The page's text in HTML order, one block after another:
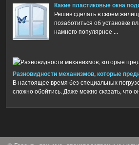
Какие пластиковые окна
Решив сделать в своем
позаботиться об установке
намного популярнее ...
Разновидности механизмов, которые
В настоящее время без специальных
сложно обойтись. Даже можно сказать, что